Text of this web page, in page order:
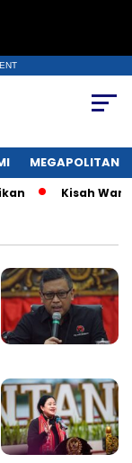
MEGAPOLITAN
Kisah